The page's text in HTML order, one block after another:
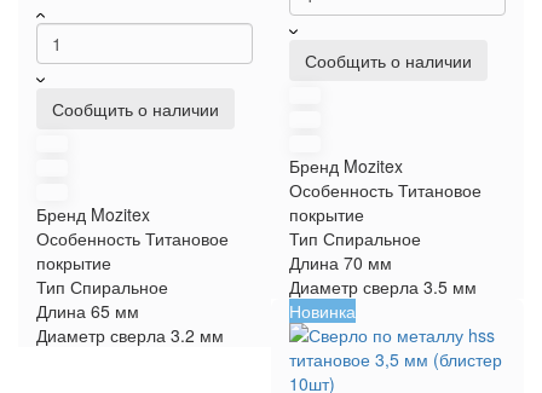
Сообщить о наличии
Бренд Mozitex
Особенность Титановое
покрытие
Тип Спиральное
Длина 65 мм
Диаметр сверла 3.2 мм
Сообщить о наличии
Бренд Mozitex
Особенность Титановое
покрытие
Тип Спиральное
Длина 70 мм
Диаметр сверла 3.5 мм
Новинка